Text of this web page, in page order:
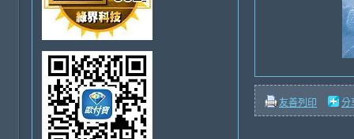
友善列印 分